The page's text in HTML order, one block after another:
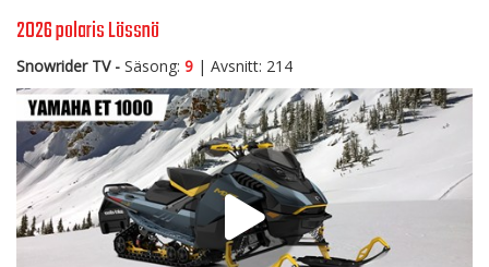
2026 polaris Lössnö
Snowrider TV - Säsong: 9 | Avsnitt: 214